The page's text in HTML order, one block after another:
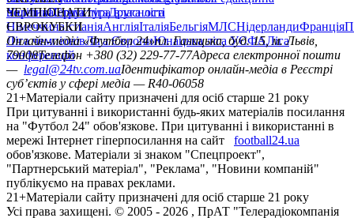
політикаСтруктура власності
УкраїнаПерша лігаДруга ліга
ЧЕМПІОНАТИ
НімеччинаІспаніяАнгліяІталіяБельгіяМЛСНідерландиФранція
ЄВРОКУБКИ
Ліга чемпіонівЛіга ЄвропиЮнацька ліга УЄФАЛіга
конференцій
Онлайн-медіа «Футбол 24»пл. Галицька, буд. 15, м. Львів,
79008Телефон +380 (32) 229-77-77Адреса електронної пошти
— legal@24tv.com.uaІдентифікатор онлайн-медіа в Реєстрі
суб’єктів у сфері медіа — R40-06058
21+Матеріали сайту призначені для осіб старше 21 року
При цитуванні і використанні будь-яких матеріалів посилання
на "Футбол 24" обов'язкове. При цитуванні і використанні в
мережі Інтернет гіперпосилання на сайт
football24.ua
обов'язкове. Матеріали зі знаком "Спецпроект",
"Партнерський матеріал", "Реклама", "Новини компаній"
публікуємо на правах реклами.
21+Матеріали сайту призначені для осіб старше 21 року
Усi права захищенi. © 2005 - 2026 , ПрАТ "Телерадіокомпанія